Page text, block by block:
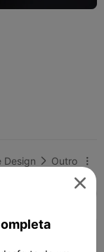
Design  Outro 
